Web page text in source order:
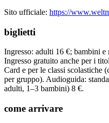
Sito ufficiale: https://
biglietti
Ingresso: adulti 16 €; bambini e
Ingresso gratuito anche per i
Card e per le classi scolastiche
per gruppo). Audioguida:
adulti, 1–3 bambini) 8 €.
come arrivare